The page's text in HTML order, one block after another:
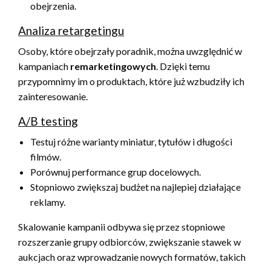
obejrzenia.
Analiza retargetingu
Osoby, które obejrzały poradnik, można uwzględnić w
kampaniach remarketingowych. Dzięki temu
przypomnimy im o produktach, które już wzbudziły ich
zainteresowanie.
A/B testing
Testuj różne warianty miniatur, tytułów i długości
filmów.
Porównuj performance grup docelowych.
Stopniowo zwiększaj budżet na najlepiej działające
reklamy.
Skalowanie kampanii odbywa się przez stopniowe
rozszerzanie grupy odbiorców, zwiększanie stawek w
aukcjach oraz wprowadzanie nowych formatów, takich